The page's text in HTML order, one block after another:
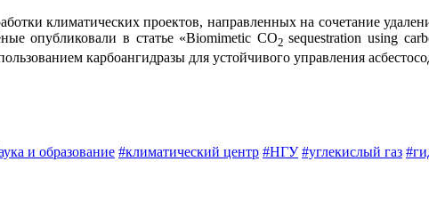
климатических проектов, направленных на сочетание
опубликовали в статье «Biomimetic CO2sequestration using
карбоангидразы для устойчивого управления
и образование #климатический центр #НГУ #углекислый газ